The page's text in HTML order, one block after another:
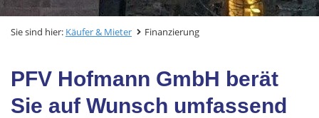
Sie sind hier: Käufer & Mieter Finanzierung
PFV Hofmann GmbH berät
Sie auf Wunsch umfassend